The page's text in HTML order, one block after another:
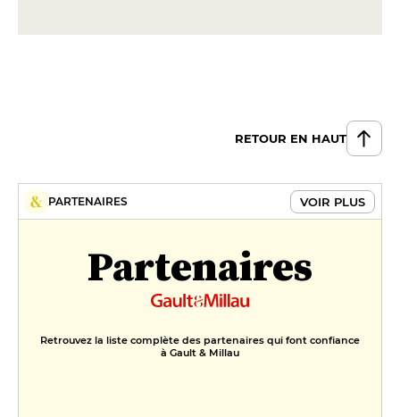
Herbes Aromatiques & Légumes
Gaspacho de Pêches & Melons de
Nougat Glacé aux Saveurs
FORMULES
65 €
RETOUR EN HAUT
PARTENAIRES VOIR PLUS
Partenaires
Retrouvez la liste complète des partenaires qui font confiance
à Gault & Millau